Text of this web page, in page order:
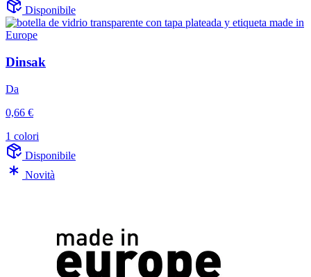
Disponibile
Dinsak
Da
0,66 €
1 colori
Disponibile
Novità